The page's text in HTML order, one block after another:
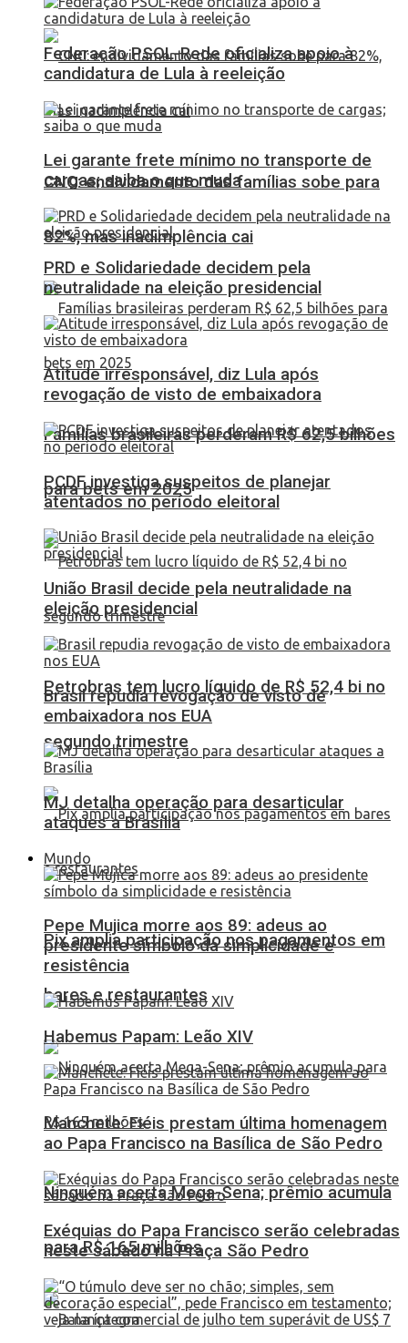
CNC: endividamento das famílias sobe para
82%, mas inadimplência cai
Famílias brasileiras perderam R$ 62,5 bilhões
para bets em 2025
Petrobras tem lucro líquido de R$ 52,4 bi no
segundo trimestre
Pix amplia participação nos pagamentos em
bares e restaurantes
Ninguém acerta Mega-Sena; prêmio acumula
para R$ 165 milhões
Federação PSOL-Rede oficializa apoio à
candidatura de Lula à reeleição
Lei garante frete mínimo no transporte de
cargas; saiba o que muda
PRD e Solidariedade decidem pela
neutralidade na eleição presidencial
Atitude irresponsável, diz Lula após
revogação de visto de embaixadora
PCDF investiga suspeitos de planejar
atentados no período eleitoral
União Brasil decide pela neutralidade na
eleição presidencial
Brasil repudia revogação de visto de
embaixadora nos EUA
MJ detalha operação para desarticular
ataques a Brasília
Mundo
Pepe Mujica morre aos 89: adeus ao
presidente símbolo da simplicidade e
resistência
Habemus Papam: Leão XIV
Manchete: Fiéis prestam última homenagem
ao Papa Francisco na Basílica de São Pedro
Exéquias do Papa Francisco serão celebradas
neste sábado na Praça São Pedro